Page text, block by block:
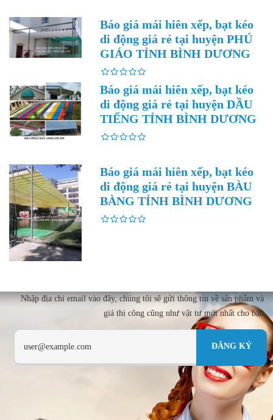
Báo giá mái hiên xếp, bạt kéo
di động giá rẻ tại huyện PHÚ
GIÁO TỈNH BÌNH DƯƠNG
Báo giá mái hiên xếp, bạt kéo
di động giá rẻ tại huyện DẦU
TIẾNG TỈNH BÌNH DƯƠNG
Báo giá mái hiên xếp, bạt kéo
di động giá rẻ tại huyện BÀU
BÀNG TỈNH BÌNH DƯƠNG
Nhập địa chi email vào đây, chúng tôi sẽ gửi thông tin về sản phẩm và
giá thi công cũng như vật tư mới nhất cho bạn